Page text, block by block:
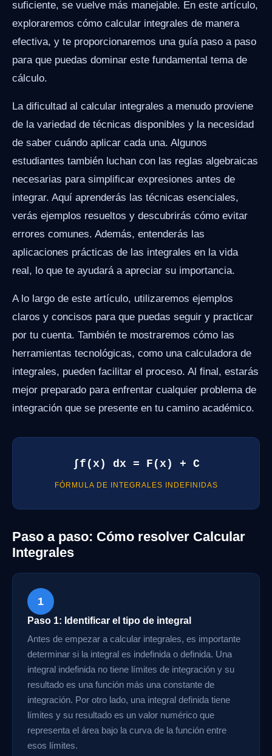
suficiente, se vuelve más manejable. En este artículo,
exploraremos cómo calcular integrales de manera
efectiva, y te proporcionaremos una guía paso a paso
para que puedas dominar este fundamental tema de
cálculo.
La dificultad al calcular integrales a menudo proviene
de la variedad de técnicas disponibles y la necesidad
de saber cuándo aplicar cada una. Algunos
estudiantes también luchan con las reglas algebraicas
necesarias para simplificar expresiones antes de
integrar. Aquí aprenderás las técnicas esenciales,
verás ejemplos resueltos y descubrirás cómo evitar
errores comunes. Además, entenderás las
aplicaciones prácticas de las integrales en la vida
real, lo que te ayudará a apreciar su importancia.
A lo largo de este artículo, utilizaremos ejemplos
claros y concisos para que puedas seguir y practicar
por tu cuenta. También te mostraremos cómo las
herramientas tecnológicas, como una calculadora de
integrales, pueden facilitar el proceso. Al final, estarás
mejor preparado para enfrentar cualquier problema de
integración que se presente en tu camino académico.
∫f(x) dx = F(x) + C
FÓRMULA DE INTEGRALES INDEFINIDAS
Paso a paso: Cómo resolver Calcular
Integrales
1
Paso 1: Identificar el tipo de integral
Antes de empezar a calcular integrales, es importante
determinar si la integral es indefinida o definida. Una
integral indefinida no tiene límites de integración y su
resultado es una función más una constante de
integración. Por otro lado, una integral definida tiene
límites y su resultado es un valor numérico que
representa el área bajo la curva de la función entre
esos límites.